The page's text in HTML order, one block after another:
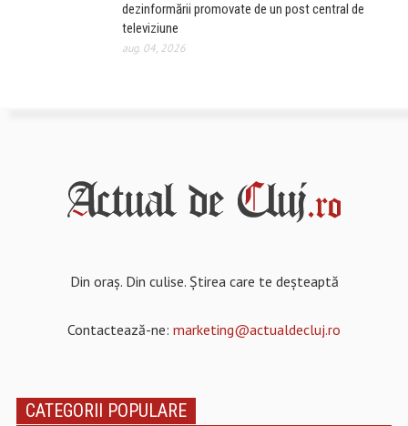
dezinformării promovate de un post central de
televiziune
aug. 04, 2026
Din oraș. Din culise. Știrea care te deșteaptă
Contactează-ne: marketing@actualdecluj.ro
CATEGORII POPULARE